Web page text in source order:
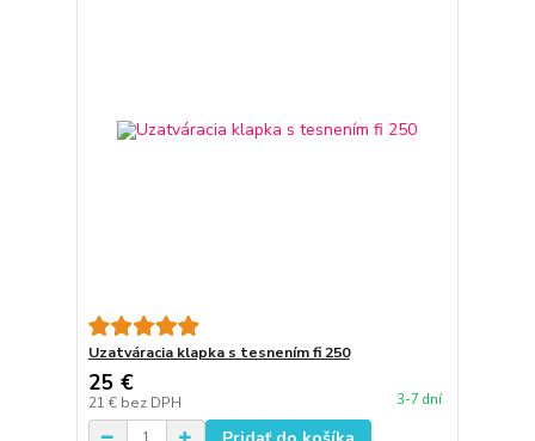
Uzatváracia klapka s tesnením fi 250
25 €
21 € bez DPH 3-7 dní